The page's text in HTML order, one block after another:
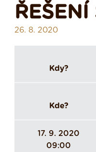
ŘEŠENÍ
26. 8. 2020
Kdy?
Kde?
17. 9. 2020
09:00